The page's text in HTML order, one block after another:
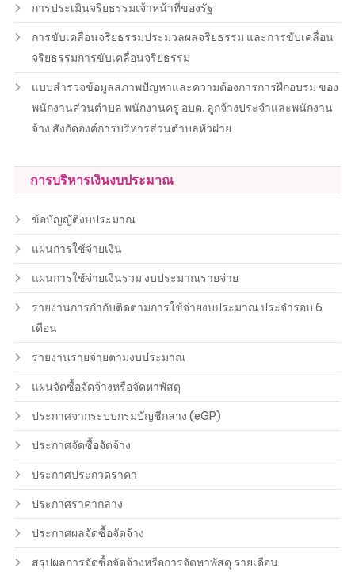
การประเมินจริยธรรมเจ้าหน้าที่ของรัฐ
การขับเคลื่อนจริยธรรมประมวลผลจริยธรรม และการขับเคลื่อน
จริยธรรมการขับเคลื่อนจริยธรรม
แบบสำรวจข้อมูลสภาพปัญหาและความต้องการการฝึกอบรม ของ
พนักงานส่วนตำบล พนักงานครู อบต. ลูกจ้างประจำและพนักงาน
จ้าง สังกัดองค์การบริหารส่วนตำบลหัวฝาย
การบริหารเงินงบประมาณ
ข้อบัญญัติงบประมาณ
แผนการใช้จ่ายเงิน
แผนการใช้จ่ายเงินรวม งบประมาณรายจ่าย
รายงานการกำกับติดตามการใช้จ่ายงบประมาณ ประจำรอบ 6
เดือน
รายงานรายจ่ายตามงบประมาณ
แผนจัดซื้อจัดจ้างหรือจัดหาพัสดุ
ประกาศจากระบบกรมบัญชีกลาง (eGP)
ประกาศจัดซื้อจัดจ้าง
ประกาศประกวดราคา
ประกาศราคากลาง
ประกาศผลจัดซื้อจัดจ้าง
สรุปผลการจัดซื้อจัดจ้างหรือการจัดหาพัสดุ รายเดือน